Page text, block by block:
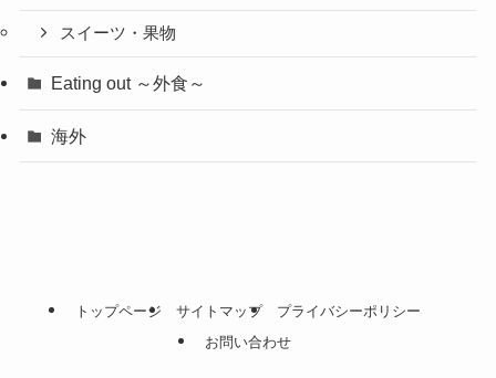
スイーツ・果物
Eating out ～外食～
海外
トップページ サイトマップ
プライバシーポリシー
お問い合わせ